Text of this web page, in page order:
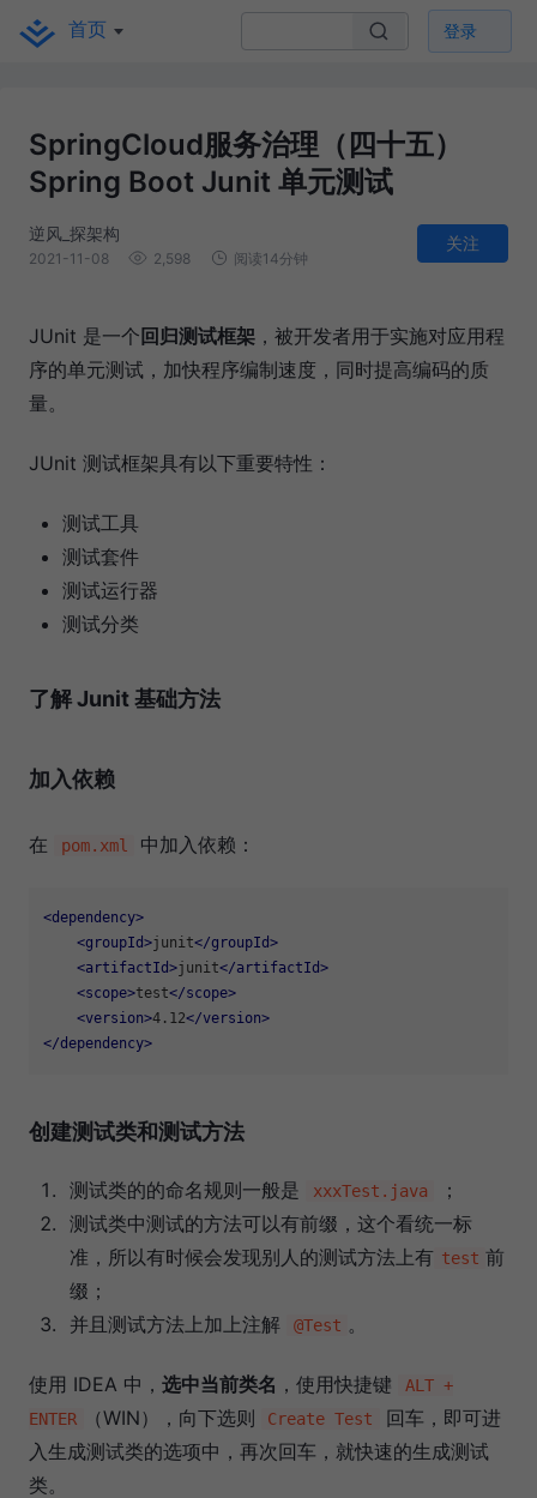
首页 登录
SpringCloud服务治理（四十五）
Spring Boot Junit 单元测试
逆风_探架构
2021-11-08 2,598 阅读14分钟
关注
JUnit 是一个回归测试框架 ，被开发者用于实施对应用程
序的单元测试，加快程序编制速度，同时提高编码的质
量。
JUnit 测试框架具有以下重要特性：
测试工具
测试套件
测试运行器
测试分类
了解 Junit 基础方法
加入依赖
在 pom.xml 中加入依赖：
<dependency>
<groupId>junit</groupId>
<artifactId>junit</artifactId>
<scope>test</scope>
<version>4.12</version>
</dependency>
创建测试类和测试方法
测试类的的命名规则一般是 xxxTest.java
；
测试类中测试的方法可以有前缀，这个看统一标
准，所以有时候会发现别人的测试方法上有 test 前
缀；
并且测试方法上加上注解
@Test 。
使用 IDEA 中， 选中当前类名 ，使用快捷键
ALT +
ENTER
（WIN），向下选则 Create Test
回车，即可进
入生成测试类的选项中，再次回车，就快速的生成测试
类。